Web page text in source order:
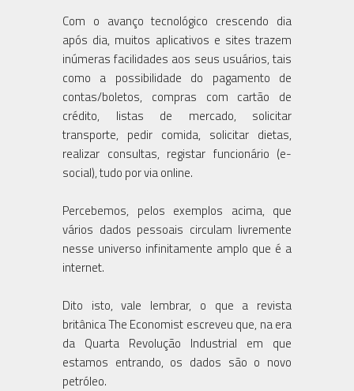
Com o avanço tecnológico crescendo dia
após dia, muitos aplicativos e sites trazem
inúmeras facilidades aos seus usuários, tais
como a possibilidade do pagamento de
contas/boletos, compras com cartão de
crédito, listas de mercado, solicitar
transporte, pedir comida, solicitar dietas,
realizar consultas, registar funcionário (e-
social), tudo por via online.
Percebemos, pelos exemplos acima, que
vários dados pessoais circulam livremente
nesse universo infinitamente amplo que é a
internet.
Dito isto, vale lembrar, o que a revista
britânica The Economist escreveu que, na era
da Quarta Revolução Industrial em que
estamos entrando, os dados são o novo
petróleo.